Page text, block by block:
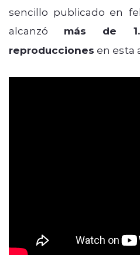
sencillo publicado en
alcanzó más de
reproducciones en esta